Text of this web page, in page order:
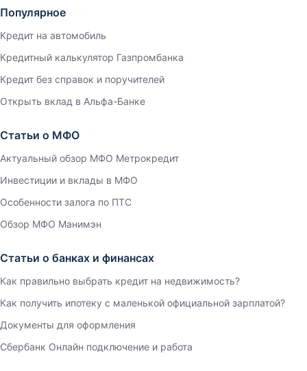
Популярное
Кредит на автомобиль
Кредитный калькулятор Газпромбанка
Кредит без справок и поручителей
Открыть вклад в Альфа-Банке
Статьи о МФО
Актуальный обзор МФО Метрокредит
Инвестиции и вклады в МФО
Особенности залога по ПТС
Обзор МФО Манимэн
Статьи о банках и финансах
Как правильно выбрать кредит на недвижимость?
Как получить ипотеку с маленькой официальной зарплатой?
Документы для оформления
Сбербанк Онлайн подключение и работа